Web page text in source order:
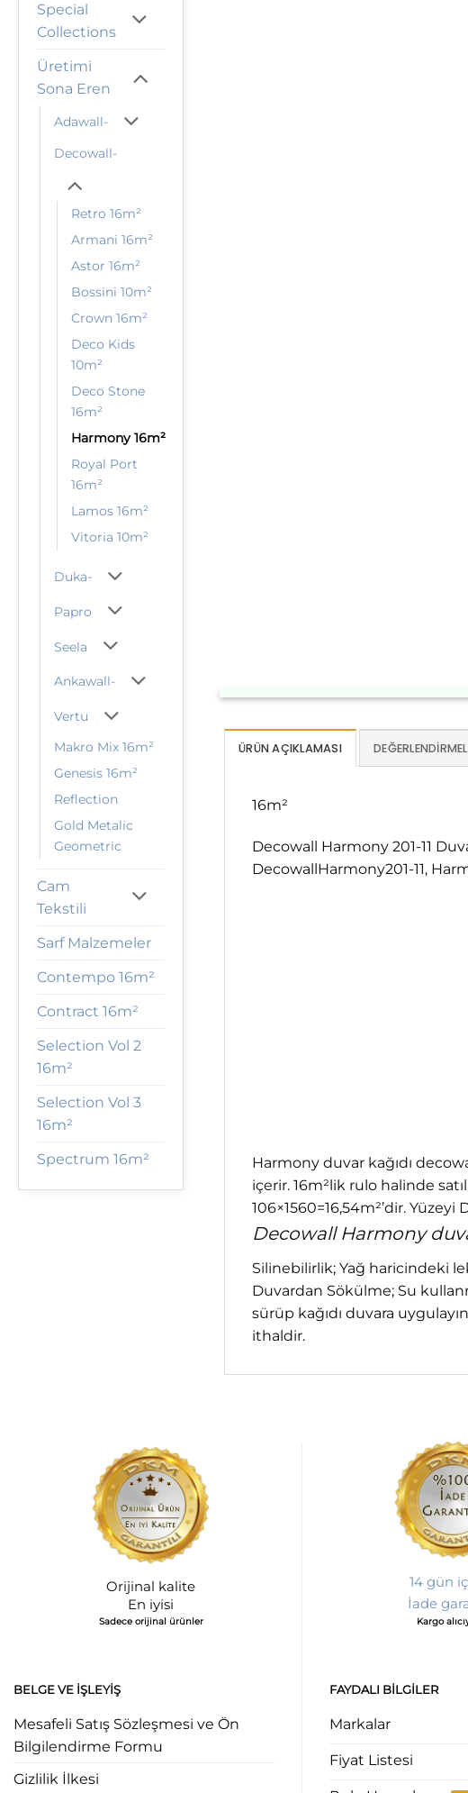
Special
Collections
Üretimi
Sona Eren
Adawall-
Decowall-
Retro 16m²
Armani 16m²
Astor 16m²
Bossini 10m²
Crown 16m²
Deco Kids
10m²
Deco Stone
16m²
Harmony 16m²
Royal Port
16m²
Lamos 16m²
Vitoria 10m²
Duka-
Papro
Seela
Ankawall-
Vertu
Makro Mix 16m²
Genesis 16m²
Reflection
Gold Metalic
Geometric
Cam
Tekstili
Sarf Malzemeler
Contempo 16m²
Contract 16m²
Selection Vol 2
16m²
Selection Vol 3
16m²
Spectrum 16m²
ÜRÜN AÇIKLAMASI
16m²
Decowall Harmony 201-11
DecowallHarmony201-11,
Harmony duvar kağıdı
içerir. 16m²lik rulo halinde
106×1560=16,54m²’dir.
Decowall Harmony
Silinebilirlik; Yağ haricindeki
Duvardan Sökülme; Su
sürüp kağıdı duvara
ithaldir.
Orijinal kalite
En iyisi
Sadece orijinal ürünler
14 gün
İade
Kargo
BELGE VE İŞLEYIŞ
Mesafeli Satış Sözleşmesi ve Ön
Bilgilendirme Formu
Gizlilik İlkesi
FAYDALI BILGILER
Markalar
Fiyat Listesi